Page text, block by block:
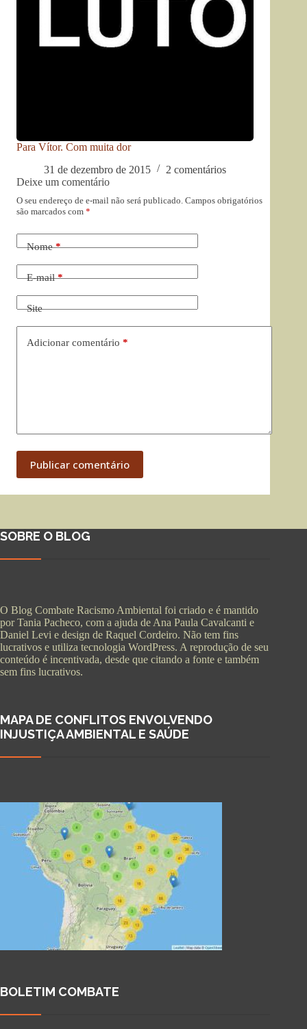
Para Vítor. Com muita dor
31 de dezembro de 2015
2 comentários
Deixe um comentário
O seu endereço de e-mail não será publicado. Campos obrigatórios
são marcados com *
Nome*
E-mail*
Site
Adicionar comentário *
Publicar comentário
SOBRE O BLOG
O Blog Combate Racismo Ambiental foi criado e é mantido
por Tania Pacheco, com a ajuda de Ana Paula Cavalcanti e
Daniel Levi e design de Raquel Cordeiro. Não tem fins
lucrativos e utiliza tecnologia WordPress. A reprodução de seu
conteúdo é incentivada, desde que citando a fonte e também
sem fins lucrativos.
MAPA DE CONFLITOS ENVOLVENDO
INJUSTIÇA AMBIENTAL E SAÚDE
BOLETIM COMBATE